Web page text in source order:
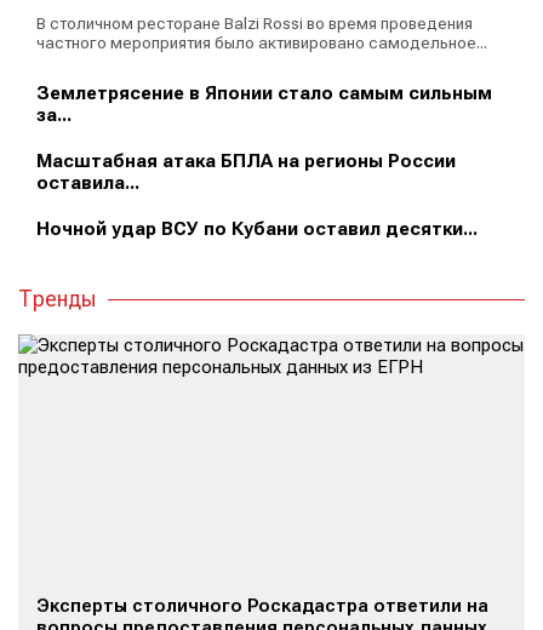
В столичном ресторане Balzi Rossi во время проведения
частного мероприятия было активировано самодельное...
Землетрясение в Японии стало самым сильным
за...
Масштабная атака БПЛА на регионы России
оставила...
Ночной удар ВСУ по Кубани оставил десятки...
Тренды
Эксперты столичного Роскадастра ответили на